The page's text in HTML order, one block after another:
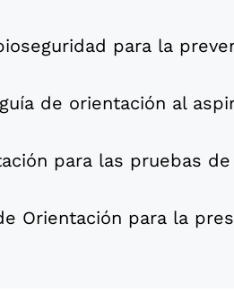
para la
de orientación al
para las pruebas
Orientación para la